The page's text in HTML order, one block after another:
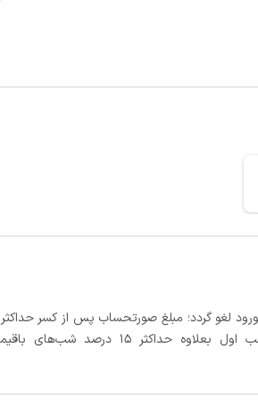
شب‌های باقیمانده کسر می‌شود.